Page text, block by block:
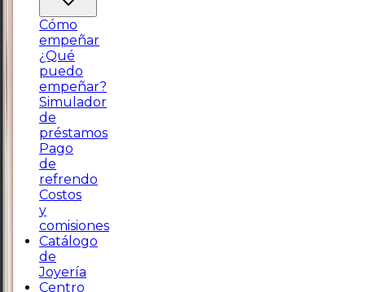
Cómo
empeñar
¿Qué
puedo
empeñar?
Simulador
de
préstamos
Pago
de
refrendo
Costos
y
comisiones
Catálogo
de
Joyería
Centro